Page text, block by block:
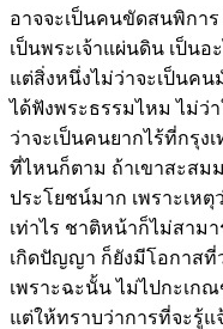
อาจจะเป็นคนขัดสนพิการ
เป็นพระเจ้าแผ่นดิน เป็น
แต่สิ่งหนึ่งไม่ว่าจะเป็นค
ได้ฟังพระธรรมไหม ไม่ว่
ว่าจะเป็นคนยากไร้ที่กรุง
ที่ไหนก็ตาม ถ้าเขาสะสม
ประโยชน์มาก เพราะเห
เท่าไร ชาติหน้าก็ไม่สาม
เกิดปัญญา ก็ยังมีโอกาสที่
เพราะฉะนั้น ไม่ไปกะเก
แต่ให้ทราบว่าการที่จะรู้แ